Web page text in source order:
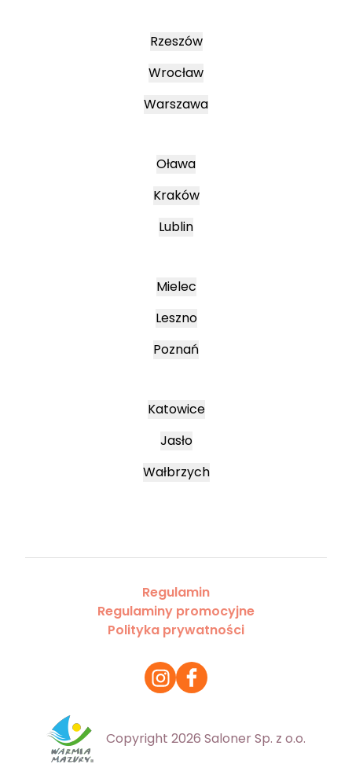
Rzeszów
Wrocław
Warszawa
Oława
Kraków
Lublin
Mielec
Leszno
Poznań
Katowice
Jasło
Wałbrzych
Regulamin
Regulaminy promocyjne
Polityka prywatności
Copyright 2026 Saloner Sp. z o.o.